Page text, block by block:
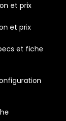
et prix
et prix
et fiche